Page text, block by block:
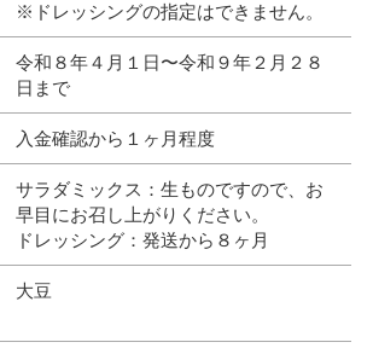
※ドレッシングの指定はできません。
令和８年４月１日〜令和９年２月２８
日まで
入金確認から１ヶ月程度
サラダミックス：生ものですので、お
早目にお召し上がりください。
ドレッシング：発送から８ヶ月
大豆